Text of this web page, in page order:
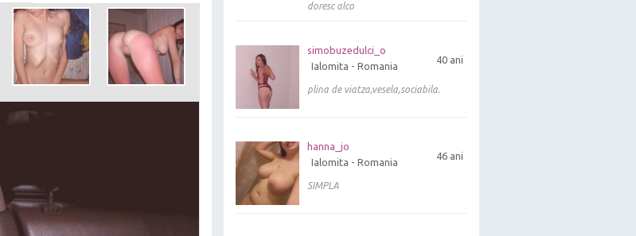
doresc alco
simobuzedulci_o
40 ani
Ialomita - Romania
plina de viatza,vesela,sociabila.
hanna_jo
46 ani
Ialomita - Romania
SIMPLA